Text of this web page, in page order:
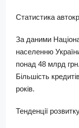
Статистика
За даними
населенню
понад 48 млрд
Більшість
років.
Тенденції